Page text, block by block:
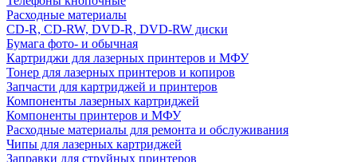
Расходные материалы
CD-R, CD-RW, DVD-R, DVD-RW диски
Бумага фото- и обычная
Картриджи для лазерных принтеров и МФУ
Тонер для лазерных принтеров и копиров
Запчасти для картриджей и принтеров
Компоненты лазерных картриджей
Компоненты принтеров и МФУ
Расходные материалы для ремонта и обслуживания
Чипы для лазерных картриджей
Заправки для струйных принтеров